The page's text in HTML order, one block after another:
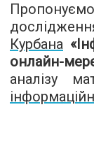
Курбана
онлайн-
аналізу